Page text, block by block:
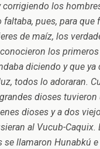
los
pues, para que
de maíz, los
los
diciendo y que ya
todos lo adoraran.
dioses tuvieron
dioses y a dos
al Vucub-Caquix.
llamaron Hunabkú e